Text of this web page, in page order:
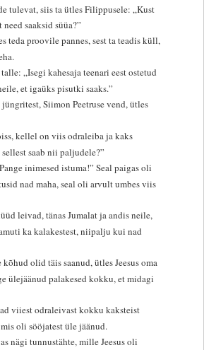
tulevat, siis ta ütles Filippusele: „Kust
saaksid süüa?”
teda proovile pannes, sest ta teadis küll,
„Isegi kahesaja teenari eest ostetud
et igaüks pisutki saaks.”
jüngritest, Siimon Peetruse vend, ütles
kellel on viis odraleiba ja kaks
saab nii paljudele?”
inimesed istuma!” Seal paigas oli
nad maha, seal oli arvult umbes viis
leivad, tänas Jumalat ja andis neile,
ka kalakestest, niipalju kui nad
olid täis saanud, ütles Jeesus oma
ülejäänud palakesed kokku, et midagi
viiest odraleivast kokku kaksteist
oli sööjatest üle jäänud.
nägi tunnustähte, mille Jeesus oli